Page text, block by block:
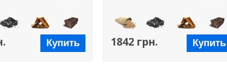
Уголь Дрова Брикеты
Купить Пеллеты Уголь Дрова Брикеты
1842 грн. Купить